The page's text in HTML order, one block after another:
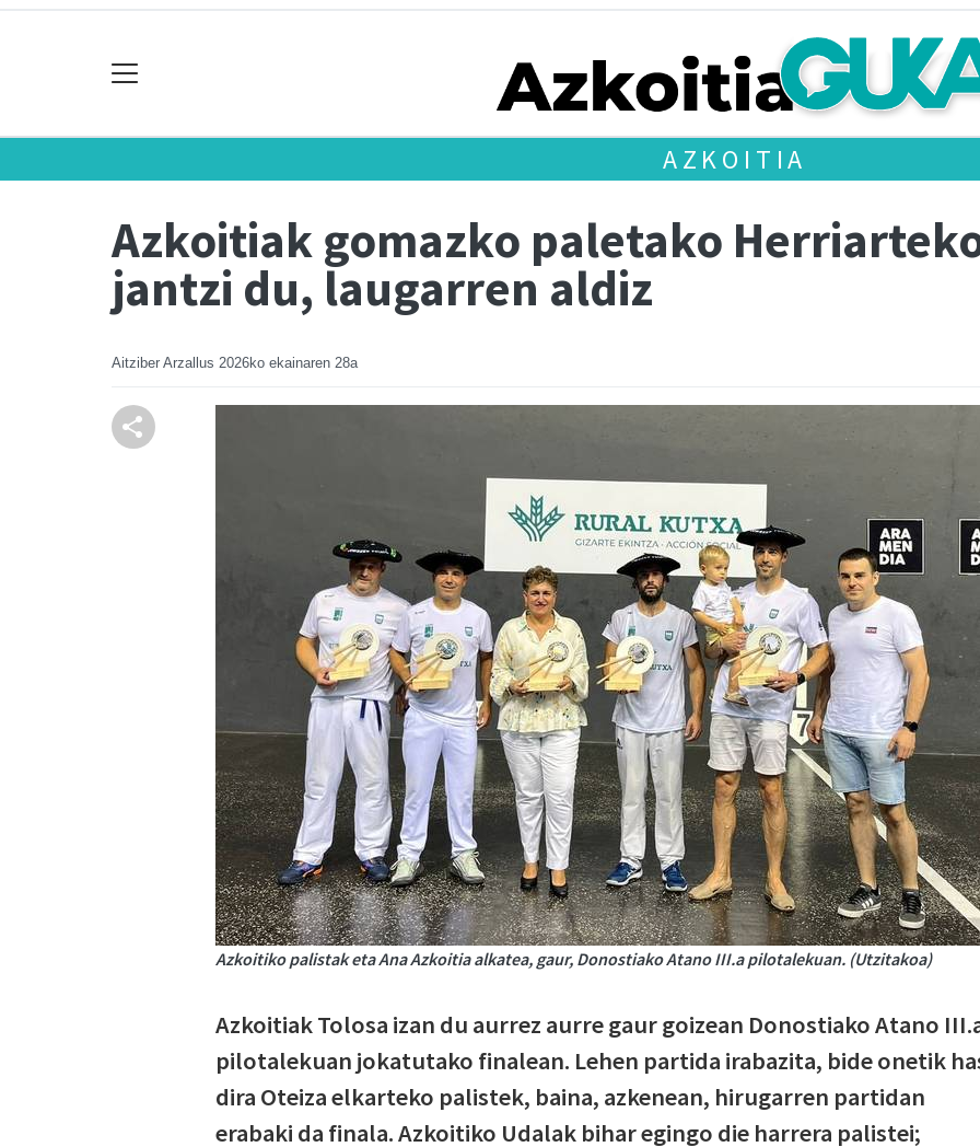
AZKOITIA
Azkoitiak gomazko paletako
jantzi du, laugarren aldiz
Aitziber Arzallus 2026ko ekainaren 28a
Azkoitiko palistak eta Ana Azkoitia alkatea, gaur, Donostiako Atano III.a pilotalekuan. (Utzitakoa)
Azkoitiak Tolosa izan du aurrez aurre gaur goizean Donostiako Atano
pilotalekuan jokatutako finalean. Lehen partida irabazita, bide onetik
dira Oteiza elkarteko palistek, baina, azkenean, hirugarren partidan
erabaki da finala. Azkoitiko Udalak bihar egingo die harrera palistei;